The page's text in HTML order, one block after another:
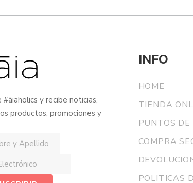
y recibe noticias,
productos, promociones y
INFO
HOME
TIENDA
PUNTOS
COMPRA
POLITICAS